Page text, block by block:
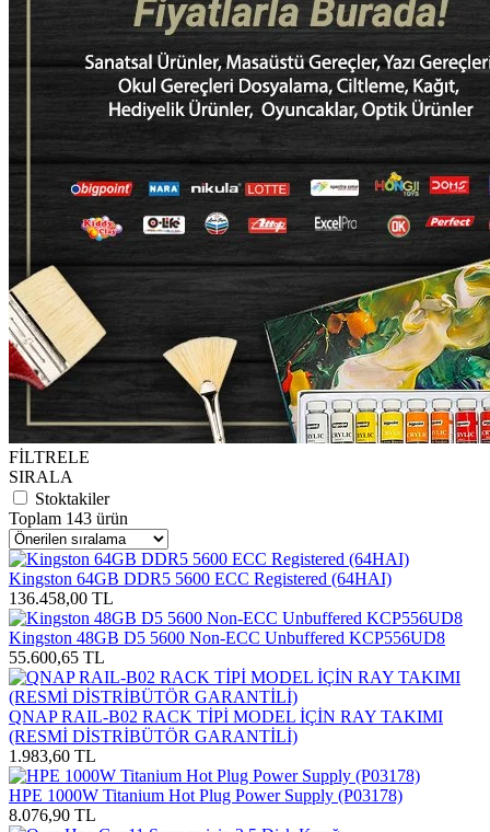
FİLTRELE
SIRALA
Stoktakiler
Toplam 143 ürün
Kingston 64GB DDR5 5600 ECC Registered (64HAI)
136.458,00 TL
Kingston 48GB D5 5600 Non-ECC Unbuffered KCP556UD8
55.600,65 TL
QNAP RAIL-B02 RACK TİPİ MODEL İÇİN RAY TAKIMI
(RESMİ DİSTRİBÜTÖR GARANTİLİ)
1.983,60 TL
HPE 1000W Titanium Hot Plug Power Supply (P03178)
8.076,90 TL